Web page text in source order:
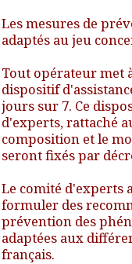
Les mesures de
adaptés au jeu
Tout opérateur met
dispositif
jours sur 7. Ce
d'experts, rattaché
composition et le
seront fixés par
Le comité d'experts
formuler des
prévention des
adaptées aux
français.